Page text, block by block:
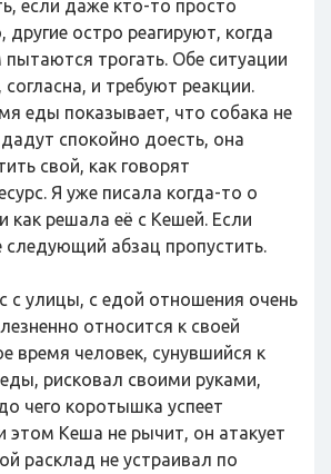
если даже кто-то просто
остро реагируют, когда
трогать. Обе ситуации
и требуют реакции.
еды показывает, что собака не
спокойно доесть, она
свой, как говорят
Я уже писала когда-то о
как решала её с Кешей. Если
абзац пропустить.
с улицы, с едой отношения очень
относится к своей
время человек, сунувшийся к
рисковал своими руками,
чего коротышка успеет
этом Кеша не рычит, он атакует
расклад не устраивал по